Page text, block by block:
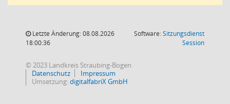
Letzte Änderung: 08.08.2026
18:00:36
Software:Sitzungsdienst
Session(Wird in
© 2023 Landkreis Straubing-Bogen
Datenschutz
Impressum
Umsetzung:digitalfabriX GmbH